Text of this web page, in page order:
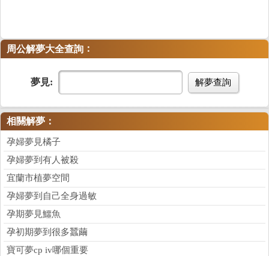
周公解夢大全查詢 ：
夢見: 解夢查詢
相關解夢：
孕婦夢見橘子
孕婦夢到有人被殺
宜蘭市植夢空間
孕婦夢到自己全身過敏
孕期夢見鱷魚
孕初期夢到很多蠶繭
寶可夢cp iv哪個重要